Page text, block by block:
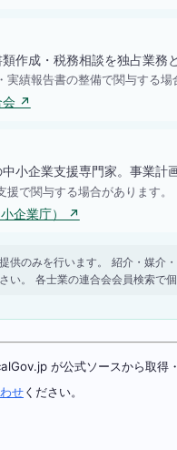
作成・税務相談を独占業務
実績報告書の整備で関与する場
会 ↗
小企業支援専門家。事業計
で関与する場合があります。
企業庁） ↗
供のみを行います。 紹介・媒介
い。 各士業の連合会会員検索で
が公式ソースから取得
せください。